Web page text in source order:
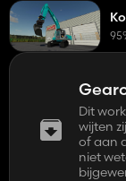
Dit
wijten
of aan
niet